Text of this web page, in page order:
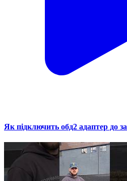
Як підключить обд2 адаптер до